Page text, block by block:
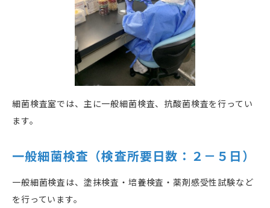
細菌検査室では、主に一般細菌検査、抗酸菌検査を行ってい
ます。
一般細菌検査（検査所要日数：２－５日）
一般細菌検査は、塗抹検査・培養検査・薬剤感受性試験など
を行っています。